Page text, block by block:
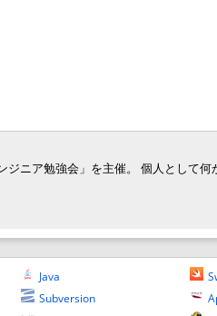
ジニア勉強会」を主催。 個人として何
Java
Subversion